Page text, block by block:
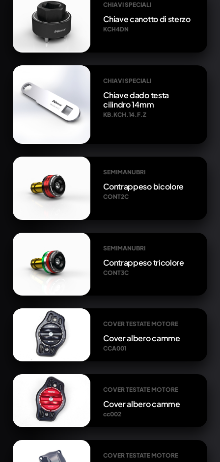
CHIAVI SPECIALI
Chiave canotto di sterzo
KCH4DN
CHIAVI SPECIALI
Chiave dado testa
cilindro 14mm
KB.KCH.14.F.Z
SEMIMANUBRI
Contrappeso bicolore
CONT2C
SEMIMANUBRI
Contrappeso tricolore
CONT3C
COVER TESTATE MOTORE
Cover albero camme
CCA001
COVER TESTATE MOTORE
Cover albero camme
cc002
COVER TESTATE MOTORE